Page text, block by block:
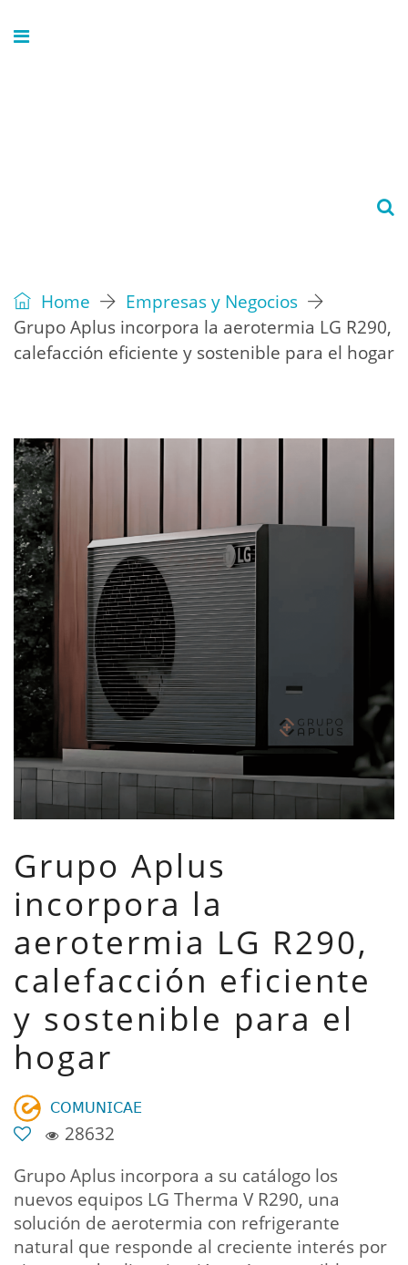
Home
Empresas y Negocios
Grupo Aplus incorpora la aerotermia LG R290,
calefacción eficiente y sostenible para el hogar
Grupo Aplus
incorpora la
aerotermia LG R290,
calefacción eficiente
y sostenible para el
hogar
𝖢𝖮𝖬𝖴𝖭𝖨𝖢𝖠𝖤
28632
Grupo Aplus incorpora a su catálogo los
nuevos equipos LG Therma V R290, una
solución de aerotermia con refrigerante
natural que responde al creciente interés por